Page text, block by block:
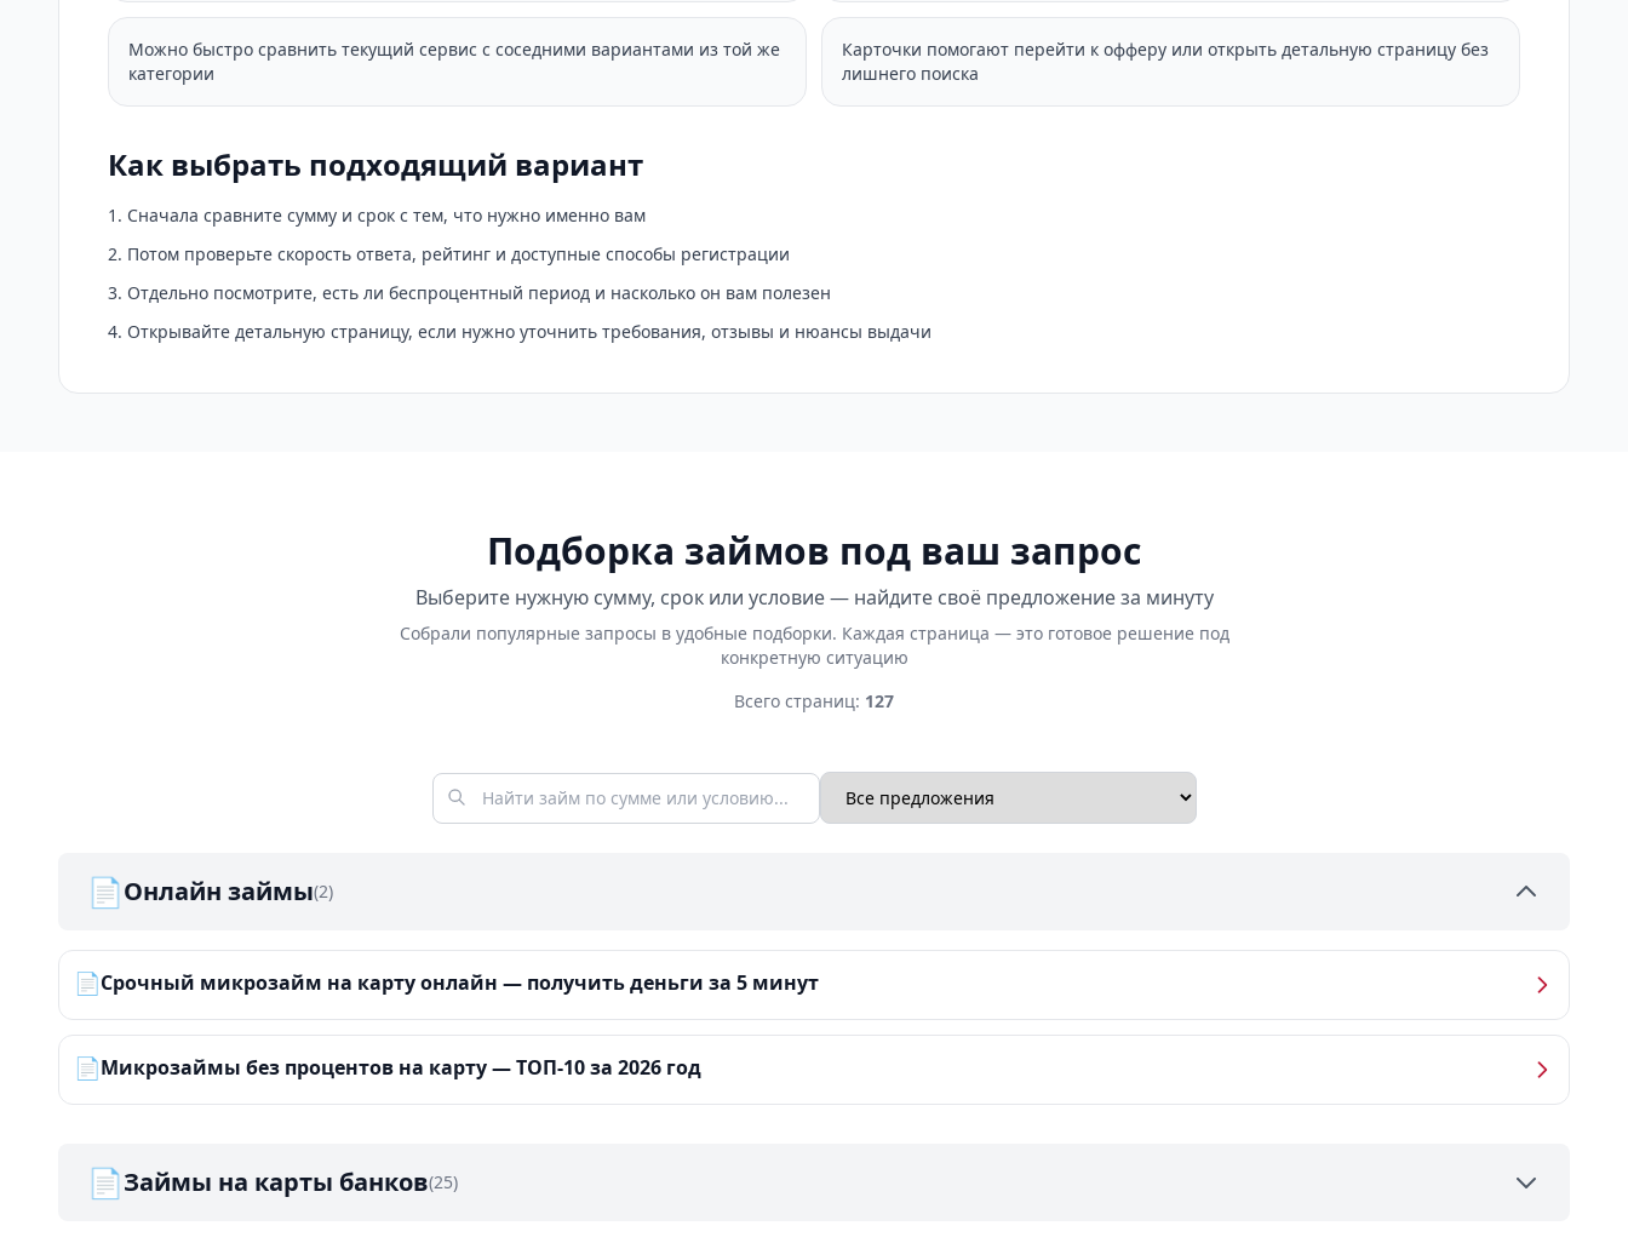
Можно быстро сравнить текущий сервис с соседними вариантами из той же
категории
Карточки помогают перейти к офферу или открыть детальную страницу без
лишнего поиска
Как выбрать подходящий вариант
Сначала сравните сумму и срок с тем, что нужно именно вам
Потом проверьте скорость ответа, рейтинг и доступные способы регистрации
Отдельно посмотрите, есть ли беспроцентный период и насколько он вам полезен
Открывайте детальную страницу, если нужно уточнить требования, отзывы и нюансы выдачи
Подборка займов под ваш запрос
Выберите нужную сумму, срок или условие — найдите своё предложение за минуту
Собрали популярные запросы в удобные подборки. Каждая страница — это готовое решение под
конкретную ситуацию
Всего страниц: 127
📄Онлайн займы(2)
📄Срочный микрозайм на карту онлайн — получить деньги за 5 минут
📄Микрозаймы без процентов на карту — ТОП-10 за 2026 год
📄Займы на карты банков(25)